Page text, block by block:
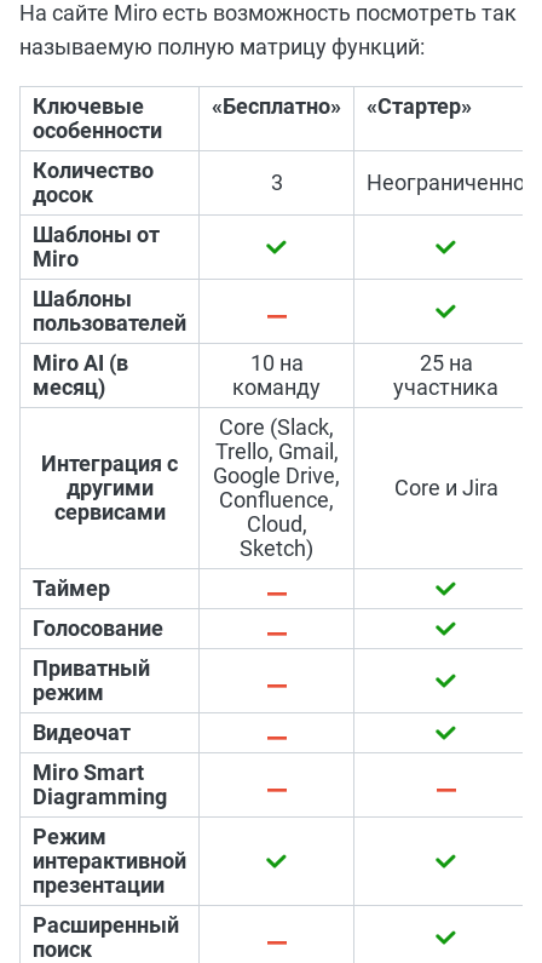
На сайте Мirо есть возможность посмотреть так
называемую полную матрицу функций:
Ключевые
особенности
«Бесплатно» «Стартер»
Количество
досок
3 Неограниченно
Шаблоны от
Мirо
Шаблоны
пользователей
Miro AI (в
месяц)
10 на
команду
25 на
участника
Интеграция с
другими
сервисами
Core (Slack,
Trello, Gmail,
Google Drive,
Confluence,
Cloud,
Sketch)
Core и Jira
Таймер
Голосование
Приватный
режим
Видеочат
Miro Smart
Diagramming
Режим
интерактивной
презентации
Расширенный
поиск